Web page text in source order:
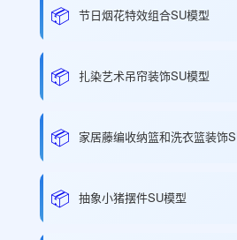
📦 节日烟花特效组合SU模型
📦 扎染艺术吊帘装饰SU模型
📦 家居藤编收纳篮和洗衣篮装饰
📦 抽象小猪摆件SU模型